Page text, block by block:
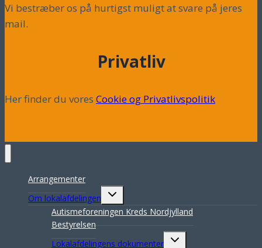
Vi bestræber os på hurtigst muligt at svare på jeres
mail.
Privatliv
Her finder du vores Cookie og Privatlivspolitik
Arrangementer
Om lokalafdelingen
Skift
Autismeforeningen Kreds Nordjylland
Bestyrelsen
Lokalafdelingens dokumenter
Skift